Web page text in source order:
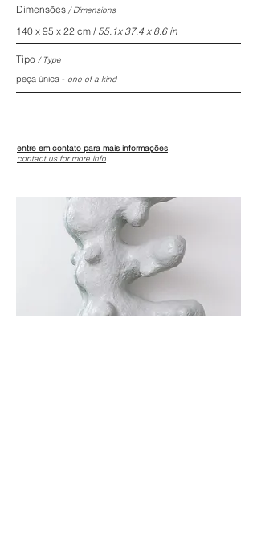
Dimensões / Dimensions
140 x 95 x 22 cm / 55.1x 37.4 x 8.6 in
Tipo / Type
peça única - one of a kind
entre em contato para mais informações
contact us for more info